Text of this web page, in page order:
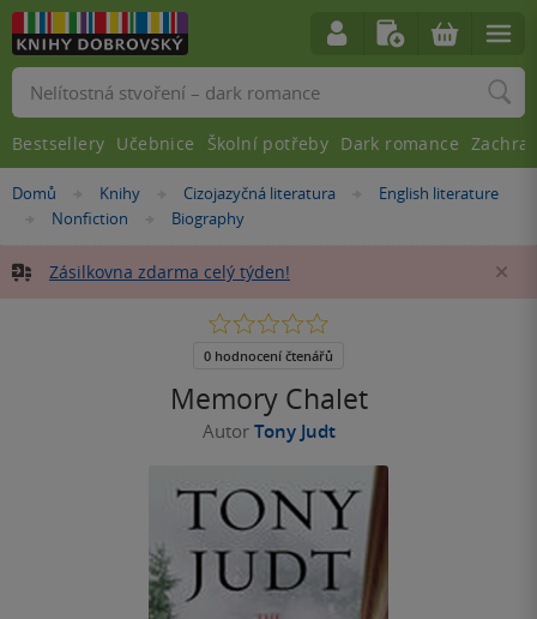
Nacházíte
Domů »Knihy »Cizojazyčná literatura »
English literature
»
Nonfiction »
Biography
Zásilkovna zdarma celý týden!
Memory Chalet
Autor Tony Judt
0.0
5
0 hodnocení čtenářů
Vyhledávání
Bestsellery Učebnice Školní potřeby Dark romance